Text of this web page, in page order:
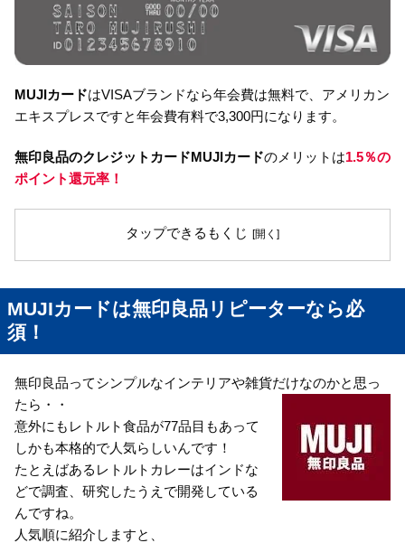
MUJIカードはVISAブランドなら年会費は無料で、アメリカン
エキスプレスですと年会費有料で3,300円になります。
無印良品のクレジットカードMUJIカードのメリットは1.5％の
ポイント還元率！
タップできるもくじ
MUJIカードは無印良品リピーターなら必
須！
無印良品ってシンプルなインテリアや雑貨だけなのかと思っ
たら・・
意外にもレトルト食品が77品目もあって
しかも本格的で人気らしいんです！
たとえばあるレトルトカレーはインドな
どで調査、研究したうえで開発している
んですね。
人気順に紹介しますと、